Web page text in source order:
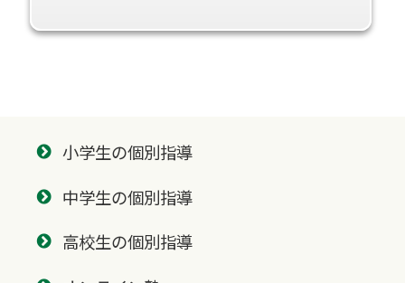
小学生の個別指導
中学生の個別指導
高校生の個別指導